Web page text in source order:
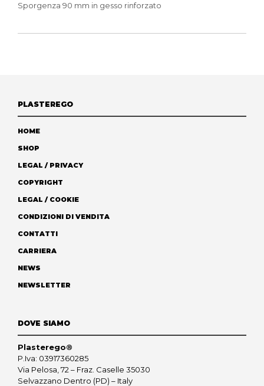
Sporgenza 90 mm in gesso rinforzato
PLASTEREGO
HOME
SHOP
LEGAL / PRIVACY
COPYRIGHT
LEGAL / COOKIE
CONDIZIONI DI VENDITA
CONTATTI
CARRIERA
NEWS
NEWSLETTER
DOVE SIAMO
Plasterego®
P.Iva: 03917360285
Via Pelosa, 72 – Fraz. Caselle 35030
Selvazzano Dentro (PD) – Italy